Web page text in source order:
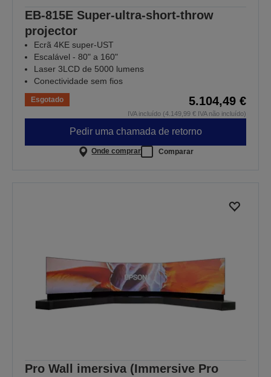
EB-815E Super-ultra-short-throw
projector
Ecrã 4KE super-UST
Escalável - 80" a 160"
Laser 3LCD de 5000 lumens
Conectividade sem fios
Esgotado 5.104,49 €
IVA incluído (4.149,99 € IVA não incluído)
Pedir uma chamada de retorno
Onde comprar Comparar
Pro Wall imersiva (Immersive Pro